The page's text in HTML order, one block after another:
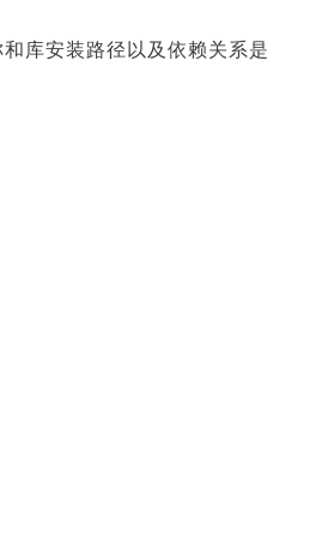
库安装路径以及依赖关系是